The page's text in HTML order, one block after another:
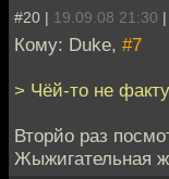
#20 | 19.09.08 21:30 |
Кому: Duke, #7
> Чёй-то не
Вторйо раз
Жыжигательная